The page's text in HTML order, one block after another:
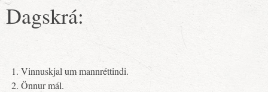
Dagskrá:
Vinnuskjal um mannréttindi.
Önnur mál.